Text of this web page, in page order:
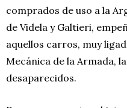
comprados de uso a la
de Videla y Galtieri,
aquellos carros, muy
Mecánica de la Armada,
desaparecidos.